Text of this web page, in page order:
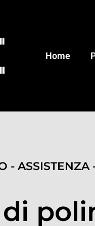
Home
- ASSISTENZA